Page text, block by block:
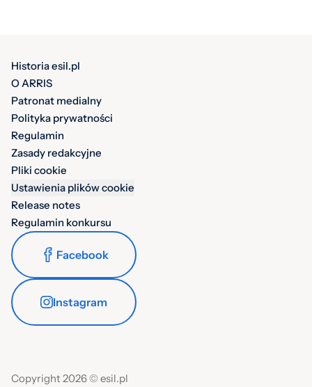
Historia esil.pl
O ARRIS
Patronat medialny
Polityka prywatności
Regulamin
Zasady redakcyjne
Pliki cookie
Ustawienia plików cookie
Release notes
Regulamin konkursu
Facebook
Instagram
Copyright 2026 © esil.pl